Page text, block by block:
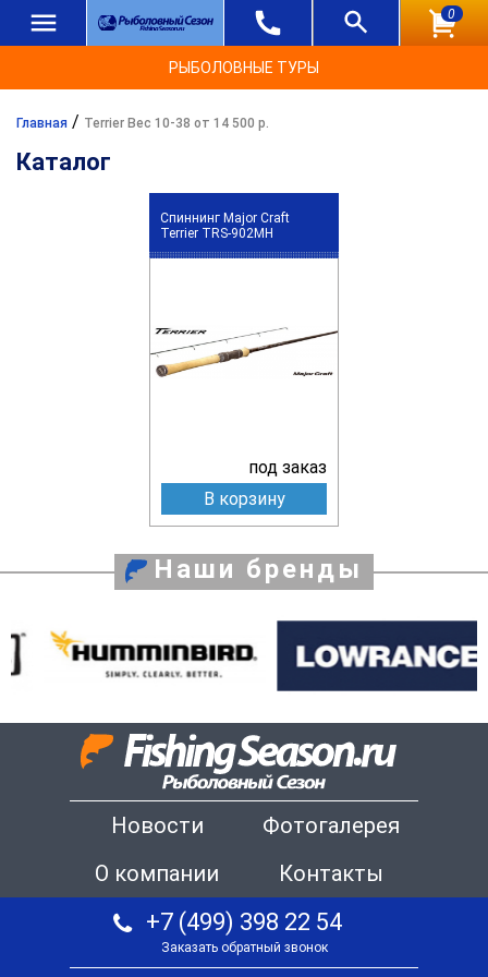
0
РЫБОЛОВНЫЕ ТУРЫ
Главная / Terrier Вес 10-38 от 14 500 р.
Каталог
Спиннинг Major Craft
Terrier TRS-902MH
под заказ
В корзину
Наши бренды
Новости
Фотогалерея
О компании
Контакты
+7 (499) 398 22 54
Заказать обратный звонок